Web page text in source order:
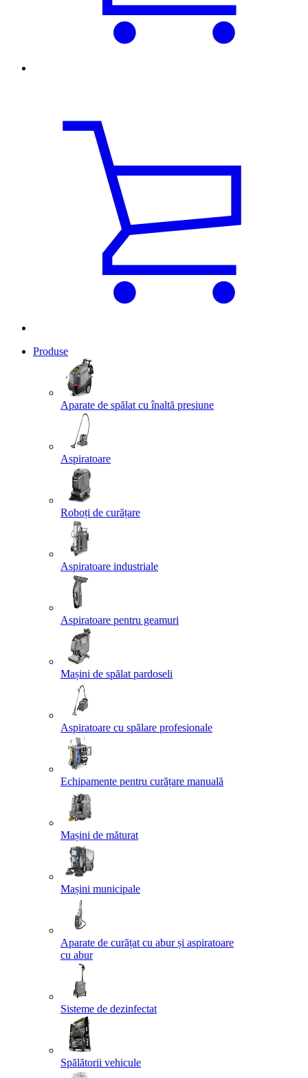
Produse
Aparate de spălat cu înaltă presiune
Aspiratoare
Roboți de curățare
Aspiratoare industriale
Aspiratoare pentru geamuri
Mașini de spălat pardoseli
Aspiratoare cu spălare profesionale
Echipamente pentru curățare manuală
Mașini de măturat
Mașini municipale
Aparate de curățat cu abur și aspiratoare
cu abur
Sisteme de dezinfectat
Spălătorii vehicule